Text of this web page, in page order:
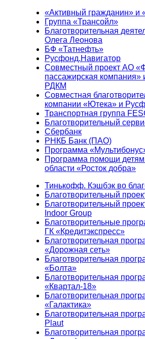
«Активный гражданин» и
Группа «Трансойл»
Благотворительная
Олега Леонова
БФ «Татнефть»
Русфонд.Навигатор
Совместный проект АО
пассажирская компания»
РДКМ
Совместная
компании «Ютека» и
Транспортная группа
Благотворительный
Сбербанк
РНКБ Банк (ПАО)
Программа
Программа помощи
области «Росток добра»
Тинькофф. Кэшбэк во
Благотворительный
Благотворительный
Indoor Group
Благотворительные
ГК «Кредитэкспресс»
Благотворительная
«Дорожная сеть»
Благотворительная
«Болта»
Благотворительная
«Квартал-18»
Благотворительная
«Галактика»
Благотворительная
Plaut
Благотворительная